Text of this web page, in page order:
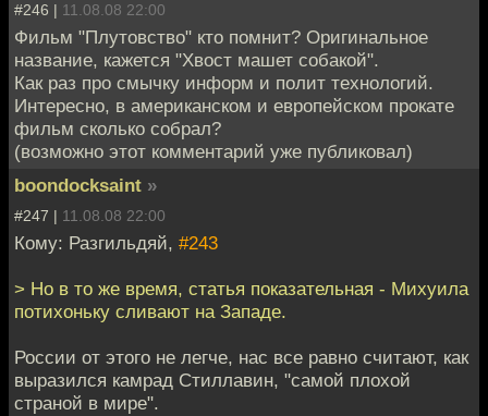
#246 | 11.08.08 22:00
Фильм "Плутовство" кто помнит? Оригинальное
название, кажется "Хвост машет собакой".
Как раз про смычку информ и полит технологий.
Интересно, в американском и европейском прокате
фильм сколько собрал?
(возможно этот комментарий уже публиковал)
boondocksaint »
#247 | 11.08.08 22:00
Кому: Разгильдяй, #243
> Но в то же время, статья показательная - Михуила
потихоньку сливают на Западе.
России от этого не легче, нас все равно считают, как
выразился камрад Стиллавин, "самой плохой
страной в мире".